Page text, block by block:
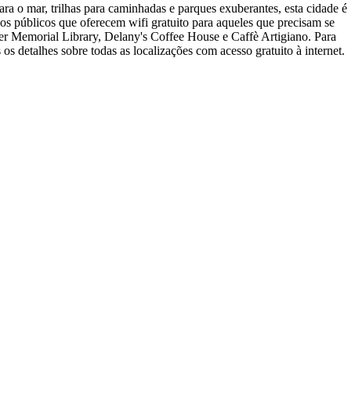
o mar, trilhas para caminhadas e parques exuberantes, esta cidade é
públicos que oferecem wifi gratuito para aqueles que precisam se
Memorial Library, Delany's Coffee House e Caffè Artigiano. Para
detalhes sobre todas as localizações com acesso gratuito à internet.